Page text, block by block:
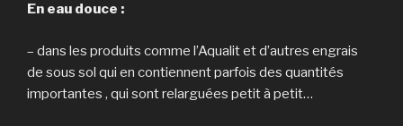
En eau douce :
– dans les produits comme l’Aqualit et d’autres engrais
de sous sol qui en contiennent parfois des quantités
importantes , qui sont relarguées petit à petit…